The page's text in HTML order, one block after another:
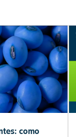
como